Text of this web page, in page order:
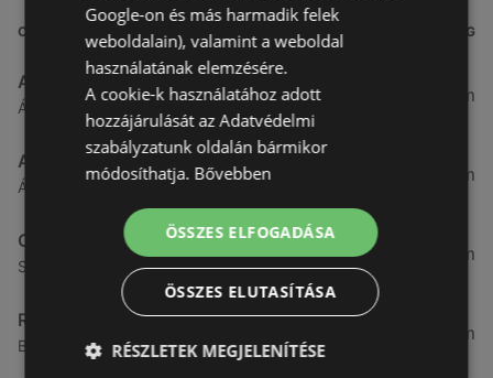
CÍM TÁVOLSÁG
Aldi
Ágfalvi út 4/A., 9400 Sopron
3,26 km
ALDI
Ágfalvi út 4/a, 9400 Sopron
3,26 km
CBA
Somfalvi u. 14., 9400 Sopron
3,31 km
Reál
Besenyő u. 16., 9400 Sopron
3,32 km
Google-on és más harmadik felek
weboldalain), valamint a weboldal
használatának elemzésére.
A cookie-k használatához adott
hozzájárulását az Adatvédelmi
szabályzatunk oldalán bármikor
módosíthatja. Bővebben
ÖSSZES ELFOGADÁSA
ÖSSZES ELUTASÍTÁSA
RÉSZLETEK MEGJELENÍTÉSE